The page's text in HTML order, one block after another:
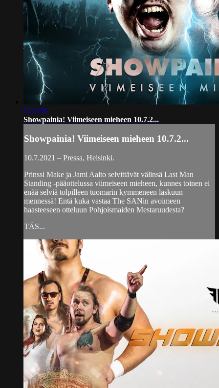
1:47:04
Showpainia! Viimeiseen mieheen 10.7.2...
Showpainia! Viimeiseen mieheen 10.7.2...
10.7.2021 – Pressa, Helsinki.
Prinssi Make ja Jami Aalto selvittävät välinsä Last Man
Standing -pääottelussa viimeiseen mieheen, kunnes toinen ei
enää selviä tolpilleen tuomarin kymmeneen laskuun
mennessä! Entä kuka vastaa The SANin avoimeen
haasteeseen otteluun Pohjoismaiden Mestaruudesta?
TÄS...